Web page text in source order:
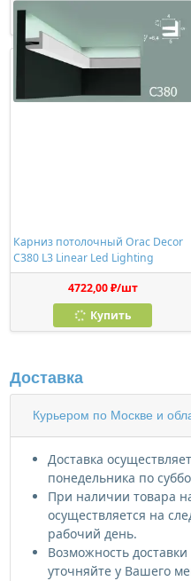
Карниз потолочный Orac Decor
C380 L3 Linear Led Lighting
4722,00 ₽/шт
Купить
Доставка
Курьером по Москве и
Доставка
понедельника по
При наличии товара
осуществляется на
рабочий день.
Возможность
уточняйте у Вашего